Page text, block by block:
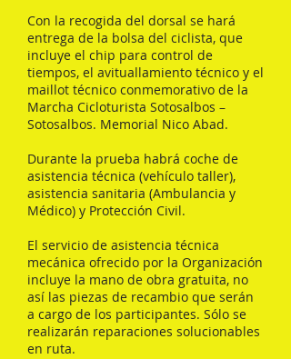
Con la recogida del dorsal se hará
entrega de la bolsa del ciclista, que
incluye el chip para control de
tiempos, el avituallamiento técnico y el
maillot técnico conmemorativo de la
Marcha Cicloturista Sotosalbos –
Sotosalbos. Memorial Nico Abad.
Durante la prueba habrá coche de
asistencia técnica (vehículo taller),
asistencia sanitaria (Ambulancia y
Médico) y Protección Civil.
El servicio de asistencia técnica
mecánica ofrecido por la Organización
incluye la mano de obra gratuita, no
así las piezas de recambio que serán
a cargo de los participantes. Sólo se
realizarán reparaciones solucionables
en ruta.